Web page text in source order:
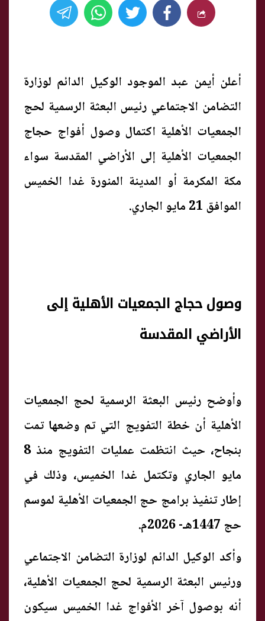
أعلن أيمن عبد الموجود الوكيل الدائم لوزارة
التضامن الاجتماعي رئيس البعثة الرسمية لحج
الجمعيات الأهلية اكتمال وصول أفواج حجاج
الجمعيات الأهلية إلى الأراضي المقدسة سواء
مكة المكرمة أو المدينة المنورة غدا الخميس
الموافق 21 مايو الجاري.
وصول حجاج الجمعيات الأهلية إلى
الأراضي المقدسة
وأوضح رئيس البعثة الرسمية لحج الجمعيات
الأهلية أن خطة التفويج التي تم وضعها تمت
بنجاح، حيث انتظمت عمليات التفويج منذ 8
مايو الجاري وتكتمل غدا الخميس، وذلك في
إطار تنفيذ برامج حج الجمعيات الأهلية لموسم
حج 1447هـ- 2026م.
وأكد الوكيل الدائم لوزارة التضامن الاجتماعي
ورئيس البعثة الرسمية لحج الجمعيات الأهلية،
أنه بوصول آخر الأفواج غدا الخميس سيكون